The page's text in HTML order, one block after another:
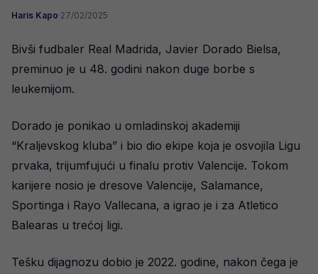
Haris Kapo·27/02/2025
Bivši fudbaler Real Madrida, Javier Dorado Bielsa,
preminuo je u 48. godini nakon duge borbe s
leukemijom.
Dorado je ponikao u omladinskoj akademiji
“Kraljevskog kluba” i bio dio ekipe koja je osvojila Ligu
prvaka, trijumfujući u finalu protiv Valencije. Tokom
karijere nosio je dresove Valencije, Salamance,
Sportinga i Rayo Vallecana, a igrao je i za Atletico
Balearas u trećoj ligi.
Tešku dijagnozu dobio je 2022. godine, nakon čega je